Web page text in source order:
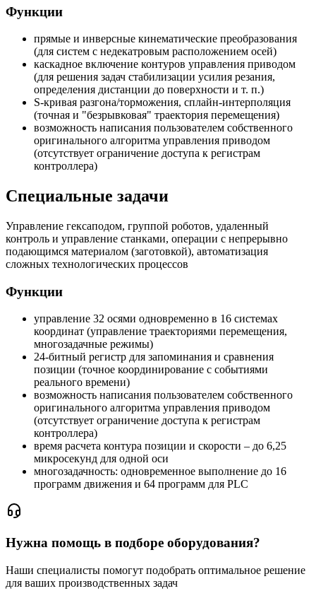
Функции
прямые и инверсные кинематические преобразования
(для систем с недекатровым расположением осей)
каскадное включение контуров управления приводом
(для решения задач стабилизации усилия резания,
определения дистанции до поверхности и т. п.)
S-кривая разгона/торможения, сплайн-интерполяция
(точная и "безрывковая" траектория перемещения)
возможность написания пользователем собственного
оригинального алгоритма управления приводом
(отсутствует ограничение доступа к регистрам
контроллера)
Специальные задачи
Управление гексаподом, группой роботов, удаленный
контроль и управление станками, операции с непрерывно
подающимся материалом (заготовкой), автоматизация
сложных технологических процессов
Функции
управление 32 осями одновременно в 16 системах
координат (управление траекториями перемещения,
многозадачные режимы)
24-битный регистр для запоминания и сравнения
позиции (точное координирование с событиями
реального времени)
возможность написания пользователем собственного
оригинального алгоритма управления приводом
(отсутствует ограничение доступа к регистрам
контроллера)
время расчета контура позиции и скорости – до 6,25
микросекунд для одной оси
многозадачность: одновременное выполнение до 16
программ движения и 64 программ для PLC
Нужна помощь в подборе оборудования?
Наши специалисты помогут подобрать оптимальное решение
для ваших производственных задач